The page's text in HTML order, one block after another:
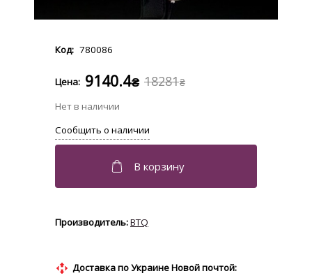
780086
18281₴
9140.4₴
BTQ
Доставка по Украине Новой почтой: